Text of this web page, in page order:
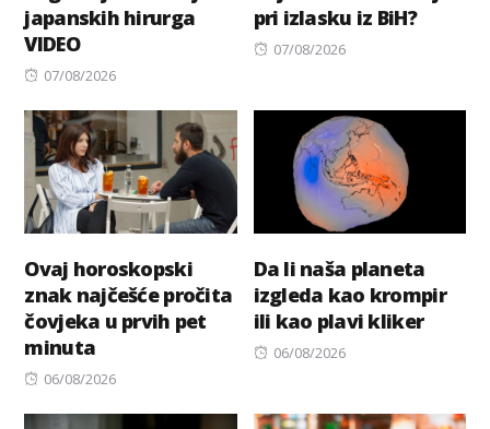
japanskih hirurga
VIDEO
Posted
07/08/2026
pri izlasku iz BiH?
Posted
07/08/2026
Ovaj horoskopski
znak najčešće pročita
čovjeka u prvih pet
minuta
Posted
06/08/2026
Da li naša planeta
izgleda kao krompir
ili kao plavi kliker
Posted
06/08/2026